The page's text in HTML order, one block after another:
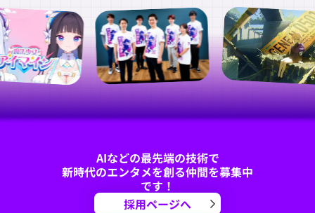
AIなどの最先端の技術で
新時代のエンタメを創る仲間を募集中
です！
採用ページへ